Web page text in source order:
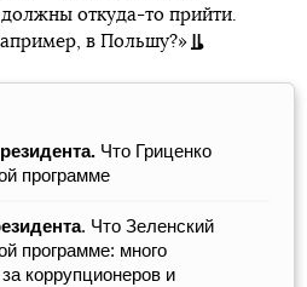
откуда-то прийти.
в Польшу?»
Что Гриценко
программе
. Что Зеленский
программе: много
коррупционеров и